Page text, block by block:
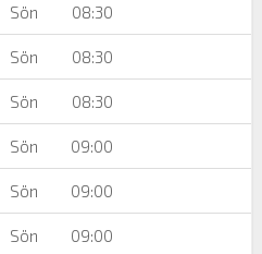
Sön 08:30
Sön 08:30
Sön 08:30
Sön 09:00
Sön 09:00
Sön 09:00